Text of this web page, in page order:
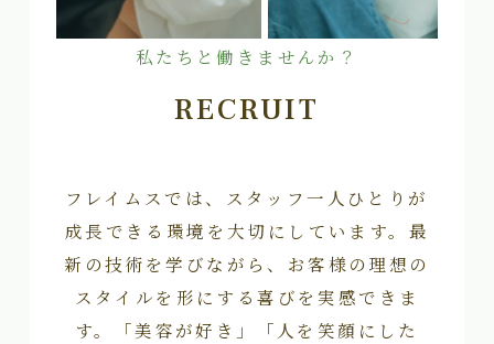
私たちと働きませんか？
RECRUIT
フレイムスでは、スタッフ一人ひとりが
成長できる環境を大切にしています。最
新の技術を学びながら、お客様の理想の
スタイルを形にする喜びを実感できま
す。「美容が好き」「人を笑顔にした